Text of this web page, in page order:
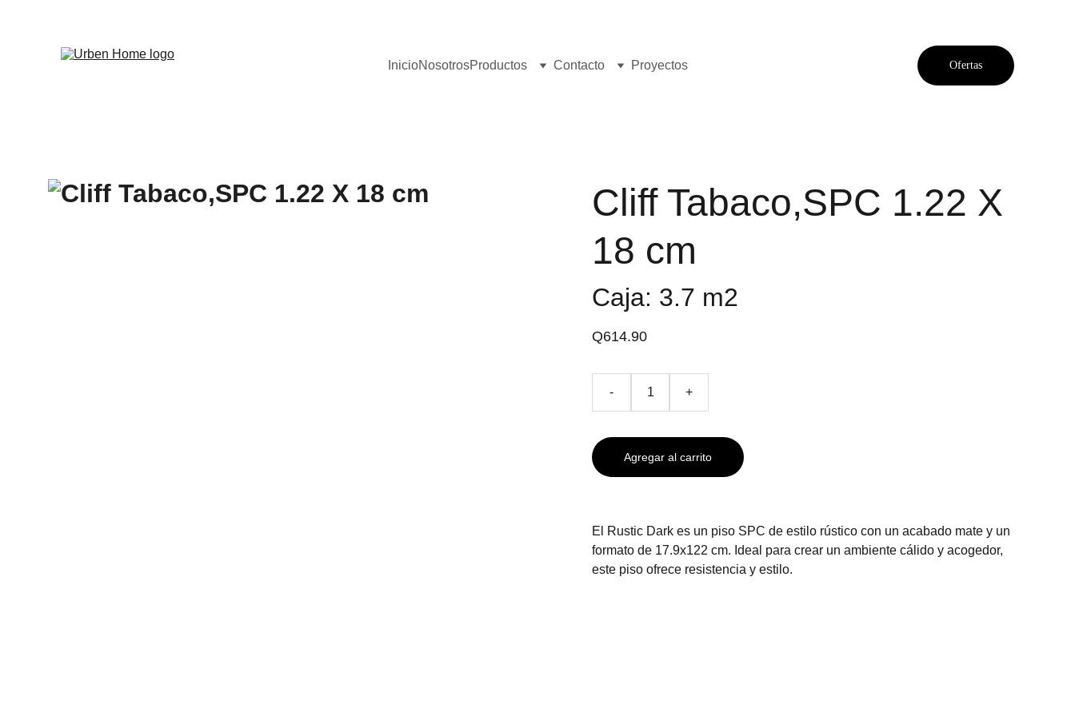
InicioNosotrosProductos Contacto Proyectos Ofertas
Cliff Tabaco,SPC 1.22 X
18 cm
Caja: 3.7 m2
Q614.90
- +
Agregar al carrito
El Rustic Dark es un piso SPC de estilo rústico con un acabado mate y un
formato de 17.9x122 cm. Ideal para crear un ambiente cálido y acogedor,
este piso ofrece resistencia y estilo.